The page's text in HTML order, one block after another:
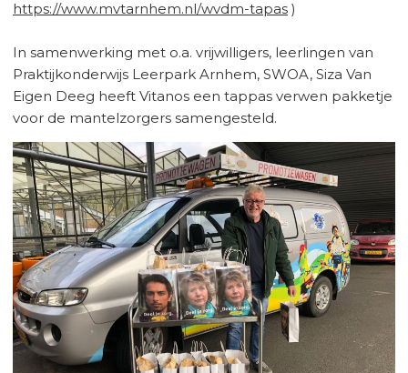
https://www.mvtarnhem.nl/wvdm-tapas )
In samenwerking met o.a. vrijwilligers, leerlingen van
Praktijkonderwijs Leerpark Arnhem, SWOA, Siza Van
Eigen Deeg heeft Vitanos een tappas verwen pakketje
voor de mantelzorgers samengesteld.